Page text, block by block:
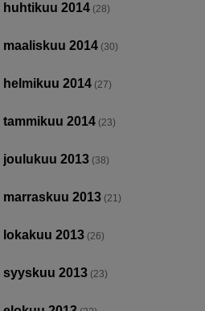
huhtikuu 2014 (28)
maaliskuu 2014 (30)
helmikuu 2014 (27)
tammikuu 2014 (23)
joulukuu 2013 (38)
marraskuu 2013 (21)
lokakuu 2013 (26)
syyskuu 2013 (23)